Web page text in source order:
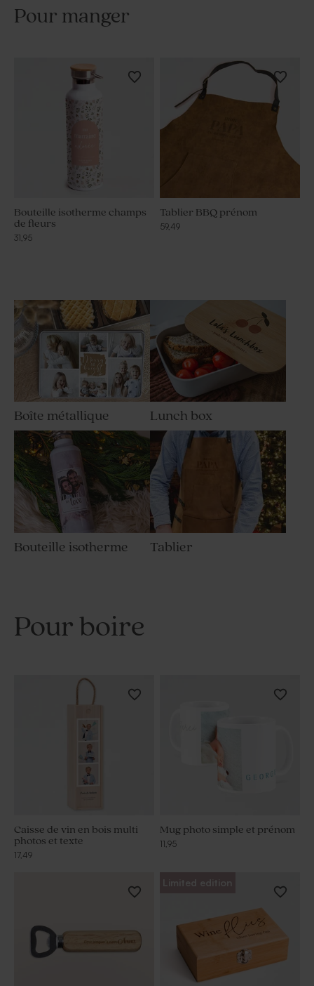
Pour manger
Bouteille isotherme champs
de fleurs
31,95
Tablier BBQ prénom
59,49
Boîte métallique Lunch box
Bouteille isotherme Tablier
Pour boire
Caisse de vin en bois multi
photos et texte
17,49
Mug photo simple et prénom
11,95
Limited edition